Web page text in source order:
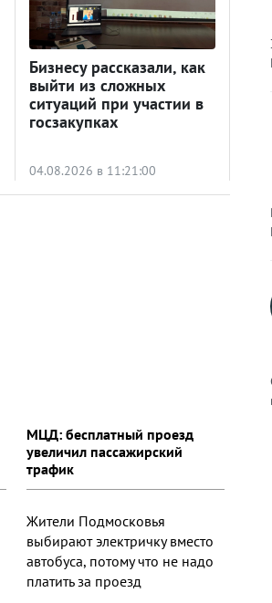
Бизнесу рассказали, как
выйти из сложных
ситуаций при участии в
госзакупках
04.08.2026 в 11:21:00
МЦД: бесплатный проезд
увеличил пассажирский
трафик
Жители Подмосковья
выбирают электричку вместо
автобуса, потому что не надо
платить за проезд